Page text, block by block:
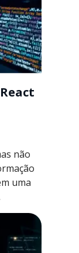
não
uma